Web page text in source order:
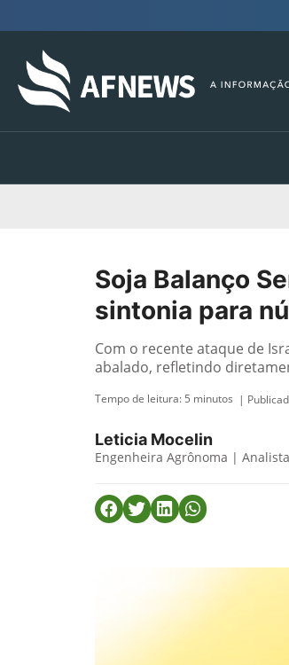
Soja Balanço
sintonia para
Com o recente ataque de
abalado, refletindo
Tempo de leitura: 5 minutos |
Leticia Mocelin
Engenheira Agrônoma |